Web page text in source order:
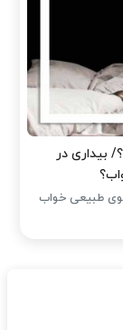
بیداری در
الگوی طبیعی خواب